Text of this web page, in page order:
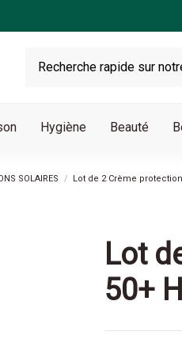
Hygiène Beauté
SOLAIRES Lot de 2 Crème protection
Lot
50+